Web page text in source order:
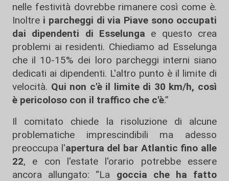
nelle festività dovrebbe rimanere così come è.
Inoltre i parcheggi di via Piave sono occupati
dai dipendenti di Esselunga e questo crea
problemi ai residenti. Chiediamo ad Esselunga
che il 10-15% dei loro parcheggi interni siano
dedicati ai dipendenti. L'altro punto è il limite di
velocità. Qui non c'è il limite di 30 km/h, così
è pericoloso con il traffico che c'è.”
Il comitato chiede la risoluzione di alcune
problematiche imprescindibili ma adesso
preoccupa l'apertura del bar Atlantic fino alle
22, e con l'estate l'orario potrebbe essere
ancora allungato: “La goccia che ha fatto